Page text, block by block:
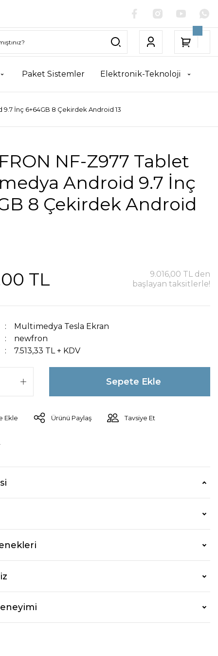
Paket Sistemler Elektronik-Teknoloji
İnç 6+64GB 8 Çekirdek Android 13
NF-Z977 Tablet
Android 9.7 İnç
8 Çekirdek Android
TL
9.016,00 TL den
başlayan taksitlerle!
Multimedya Tesla Ekran
newfron
7.513,33 TL + KDV
Sepete Ekle
Ürünü Paylaş Tavsiye Et